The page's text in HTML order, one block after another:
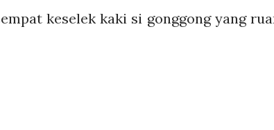
keselek kaki si gonggong yang